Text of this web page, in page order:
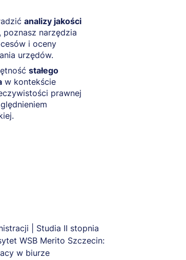
analizy jakości
, poznasz narzędzia
i oceny
urzędów.
stałego
w kontekście
prawnej